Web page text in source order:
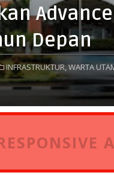
Depan
INFRASTRUKTUR,WARTA